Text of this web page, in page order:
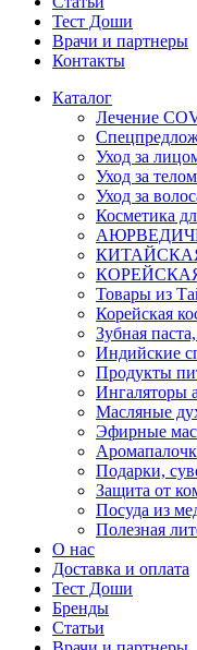
Тест Доши
Врачи и партнеры
Контакты
Каталог
Лечение
Уход за
Уход за телом
Уход за
Косметика
КИТАЙСКАЯ
Товары из
Корейская
Зубная
Индийские
Продукты
Ингаляторы
Масляные
Эфирные
Подарки,
Защита от
Посуда из
Полезная
О нас
Доставка и оплата
Тест Доши
Бренды
Статьи